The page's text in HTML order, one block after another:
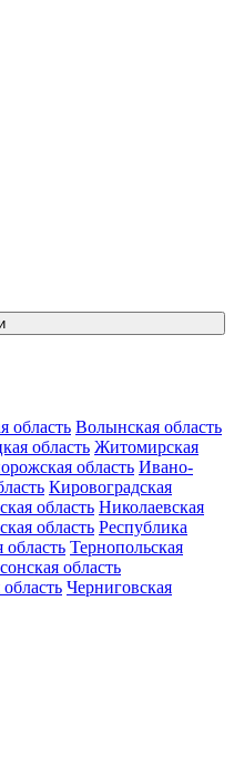
область Волынская область
область Житомирская
область Ивано-
Кировоградская
область Николаевская
область Республика
область Тернопольская
область
Черниговская